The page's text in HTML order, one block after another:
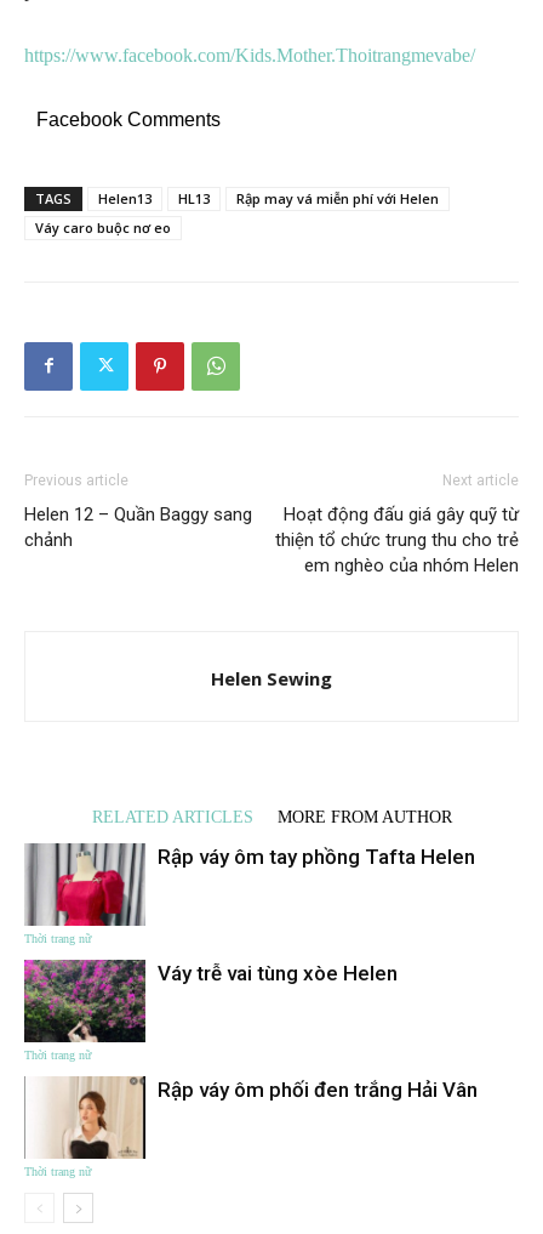
https://www.facebook.com/Kids.Mother.Thoitrangmevabe/
Facebook Comments
TAGS Helen13 HL13
Rập may vá miễn phí với Helen
Váy caro buộc nơ eo
Previous article
Helen 12 – Quần Baggy sang
chảnh
Next article
Hoạt động đấu giá gây quỹ từ
thiện tổ chức trung thu cho trẻ
em nghèo của nhóm Helen
Helen Sewing
RELATED ARTICLES MORE FROM AUTHOR
Thời trang nữ
Rập váy ôm tay phồng Tafta Helen
Thời trang nữ
Váy trễ vai tùng xòe Helen
Thời trang nữ
Rập váy ôm phối đen trắng Hải Vân